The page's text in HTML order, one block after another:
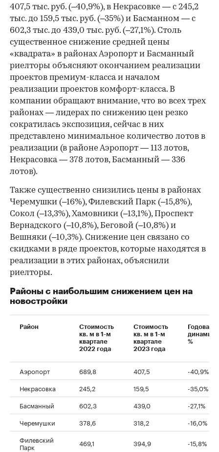
00:00 / 00:00
407,5 тыс. руб. (–40,9%), в Некрасовке — с 245,2
тыс. до 159,5 тыс. руб. (–35%) и Басманном — с
602,3 тыс. до 439,0 тыс. руб. (–27,1%). Столь
существенное снижение средней цены
«квадрата» в районах Аэропорт и Басманный
риелторы объясняют окончанием реализации
проектов премиум-класса и началом
реализации проектов комфорт-класса. В
компании обращают внимание, что во всех трех
районах — лидерах по снижению цен резко
сократилась экспозиция, сейчас в них
представлено минимальное количество лотов в
реализации (в районе Аэропорт — 113 лотов,
Некрасовка — 378 лотов, Басманный — 336
лотов).
Также существенно снизились цены в районах
Черемушки (–16%), Филевский Парк (–15,8%),
Сокол (–13,3%), Хамовники (–13,1%), Проспект
Вернадского (–10,8%), Беговой (–10,8%) и
Вешняки (–10,3%). Снижение цен связано со
скидками в ряде проектов, которые находятся в
реализации в этих районах, объяснили
риелторы.
Районы с наибольшим снижением цен на
новостройки
Район
Стоимость
кв. м в 1-м
квартале
2022 года
Стоимость
кв. м в 1-м
квартале
2023 года
Годовая
%
Аэропорт 689,8 407,5
-40,9%
Некрасовка
245,2 159,5
-35,0%
Басманный
602,3 439,0
-27,1%
Черемушки
378,6 318,2
-16,0%
Филевский
Парк 469,1 394,9 -15,8%